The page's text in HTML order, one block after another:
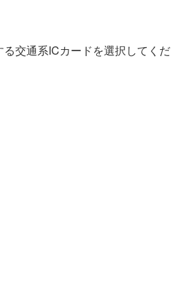
交通系ICカードを選択してくだ